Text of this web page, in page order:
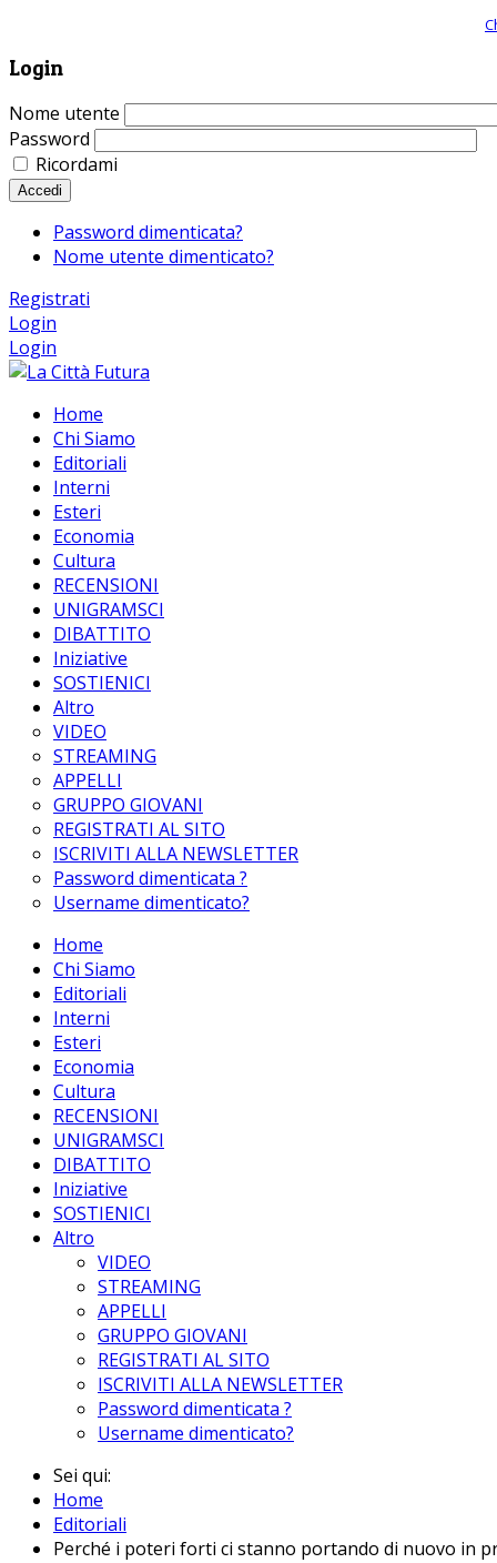
Login
Nome utente
Password
Ricordami
Accedi
Password dimenticata?
Nome utente dimenticato?
Registrati
Login
Login
Home
Chi Siamo
Editoriali
Interni
Esteri
Economia
Cultura
RECENSIONI
UNIGRAMSCI
DIBATTITO
Iniziative
SOSTIENICI
Altro
VIDEO
STREAMING
APPELLI
GRUPPO GIOVANI
REGISTRATI AL SITO
ISCRIVITI ALLA NEWSLETTER
Password dimenticata ?
Username dimenticato?
Home
Chi Siamo
Editoriali
Interni
Esteri
Economia
Cultura
RECENSIONI
UNIGRAMSCI
DIBATTITO
Iniziative
SOSTIENICI
Altro
VIDEO
STREAMING
APPELLI
GRUPPO GIOVANI
REGISTRATI AL SITO
ISCRIVITI ALLA NEWSLETTER
Password dimenticata ?
Username dimenticato?
Sei qui:
Home
Editoriali
Perché i poteri forti ci stanno portando di nuovo in